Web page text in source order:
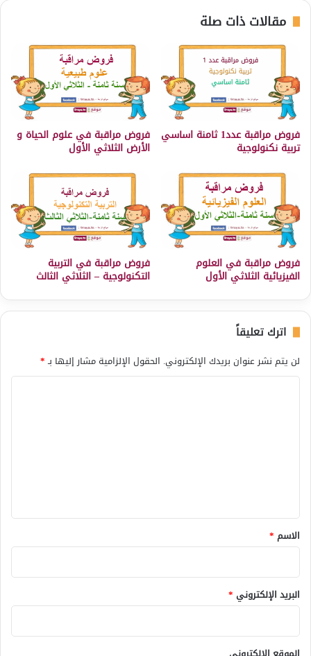
مقالات ذات صلة
فروض مراقبة عدد1 ثامنة اساسي
تربية نكنولوجية
فروض مراقبة في علوم الحياة و
الأرض الثلاثي الأول
فروض مراقبة في العلوم
الفيزيائية الثلاثي الأول
فروض مراقبة في التربية
التكنولوجية – الثلاثي الثالث
اترك تعليقاً
لن يتم نشر عنوان بريدك الإلكتروني. الحقول الإلزامية مشار إليها بـ*
*
الاسم *
البريد الإلكتروني *